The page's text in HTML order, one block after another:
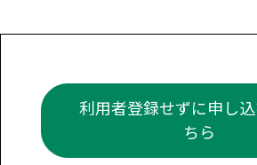
利用者登録せずに申し
ちら